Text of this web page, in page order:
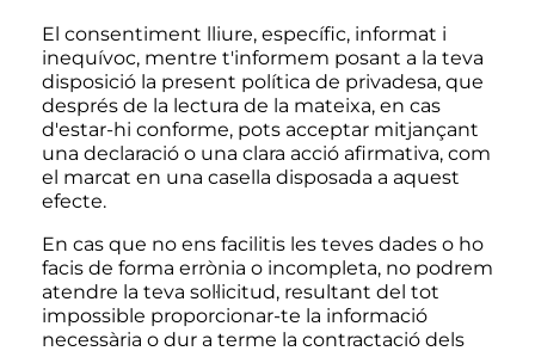
El consentiment lliure, específic, informat i
inequívoc, mentre t'informem posant a la teva
disposició la present política de privadesa, que
després de la lectura de la mateixa, en cas
d'estar-hi conforme, pots acceptar mitjançant
una declaració o una clara acció afirmativa, com
el marcat en una casella disposada a aquest
efecte.
En cas que no ens facilitis les teves dades o ho
facis de forma errònia o incompleta, no podrem
atendre la teva sol·licitud, resultant del tot
impossible proporcionar-te la informació
necessària o dur a terme la contractació dels